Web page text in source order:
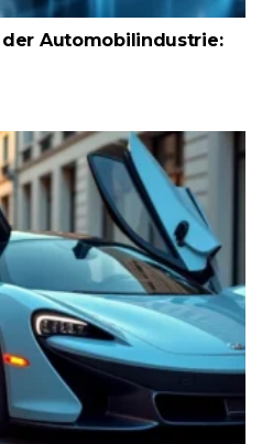
der Automobilindustrie: